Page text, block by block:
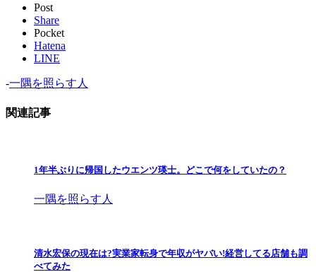
Post
Share
Pocket
Hatena
LINE
-一隅を照らす人
関連記事
1年半ぶりに帰国したウエンツ瑛士。どこで何をしていたの？
一隅を照らす人
清水宏保の現在は?実業家転身で年収がヤバい!経営してる店舗も調
べてみた